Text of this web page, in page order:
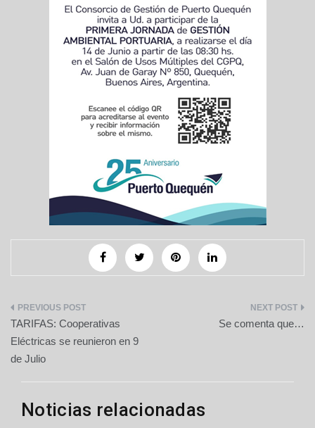
Navegación
de
entradas
TARIFAS: Cooperativas
Eléctricas se reunieron en 9
de Julio
Se comenta que…
Noticias relacionadas